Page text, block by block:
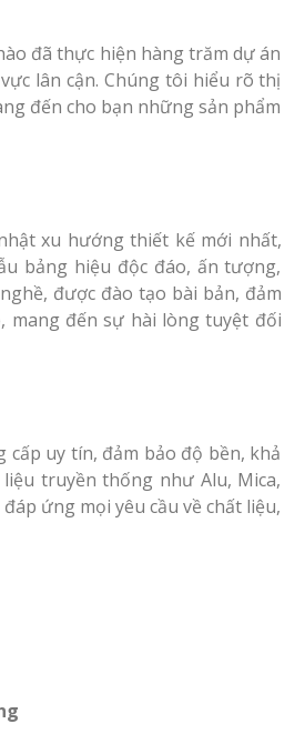
đã thực hiện hàng trăm dự án
lân cận. Chúng tôi hiểu rõ thị
đến cho bạn những sản phẩm
xu hướng thiết kế mới nhất,
bảng hiệu độc đáo, ấn tượng,
được đào tạo bài bản, đảm
mang đến sự hài lòng tuyệt đối
uy tín, đảm bảo độ bền, khả
truyền thống như Alu, Mica,
ứng mọi yêu cầu về chất liệu,
Làm biển quảng cáo tại
Nghệ An
Làm Biển Hiệu Tại Nam
Đàn Uy Tín Giá Xưởng
Top 10 Mẫu Bảng Hiệu
Shop Quần Áo Nghệ An
cà
đẹp
gỗ
tại Ninh
điển